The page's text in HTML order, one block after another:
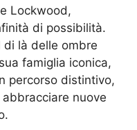
Lockwood,
di possibilità.
di là delle ombre
famiglia iconica,
percorso distintivo,
nuove